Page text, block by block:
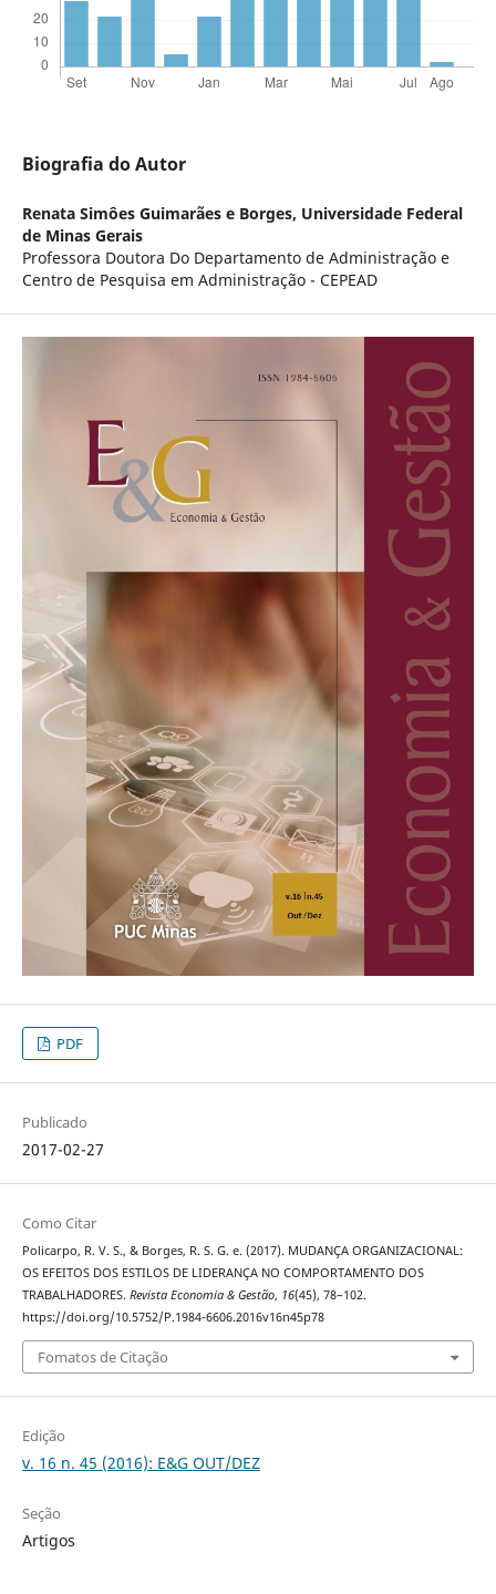
Biografia do Autor
Renata Simôes Guimarães e Borges, Universidade Federal
de Minas Gerais
Professora Doutora Do Departamento de Administração e
Centro de Pesquisa em Administração - CEPEAD
PDF
Publicado
2017-02-27
Como Citar
Policarpo, R. V. S., & Borges, R. S. G. e. (2017). MUDANÇA ORGANIZACIONAL:
OS EFEITOS DOS ESTILOS DE LIDERANÇA NO COMPORTAMENTO DOS
TRABALHADORES. Revista Economia & Gestão, 16(45), 78–102.
https://doi.org/10.5752/P.1984-6606.2016v16n45p78
Fomatos de Citação
Edição
v. 16 n. 45 (2016): E&G OUT/DEZ
Seção
Artigos